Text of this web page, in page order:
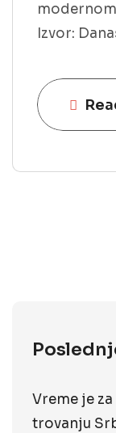
Izvor:
Vreme je za
trovanju